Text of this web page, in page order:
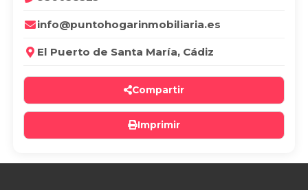
info@puntohogarinmobiliaria.es
El Puerto de Santa María, Cádiz
Compartir
Imprimir